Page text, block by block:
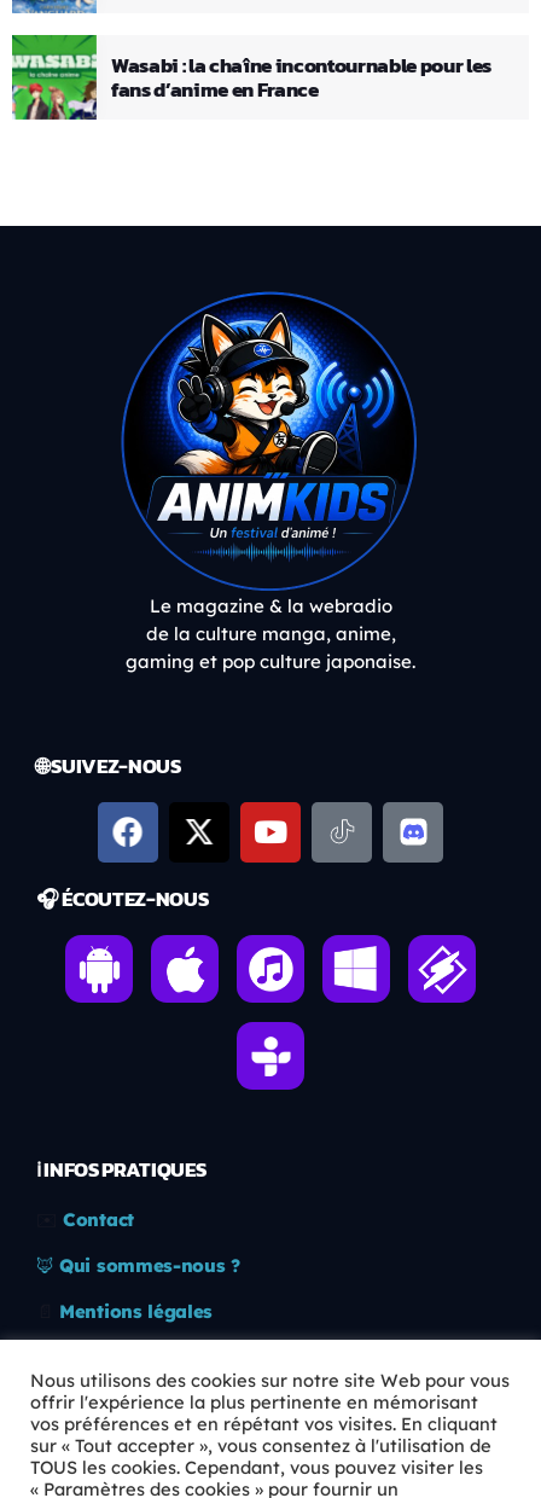
Wasabi : la chaîne incontournable pour les
fans d’anime en France
Le magazine & la webradio
de la culture manga, anime,
gaming et pop culture japonaise.
🌐 SUIVEZ-NOUS
🎧 ÉCOUTEZ-NOUS
ℹ️ INFOS PRATIQUES
Contact
🦊 Qui sommes-nous ?
Mentions légales
🛡️ RGPD
Copyright © 2026 Animkids. Tous droits réservés.
Nous utilisons des cookies sur notre site Web pour vous
offrir l'expérience la plus pertinente en mémorisant
vos préférences et en répétant vos visites. En cliquant
sur « Tout accepter », vous consentez à l'utilisation de
TOUS les cookies. Cependant, vous pouvez visiter les
« Paramètres des cookies » pour fournir un